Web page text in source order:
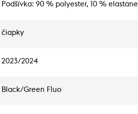
Podšívka: 90 % polyester, 10 % elastane
čiapky
2023/2024
Black/Green Fluo